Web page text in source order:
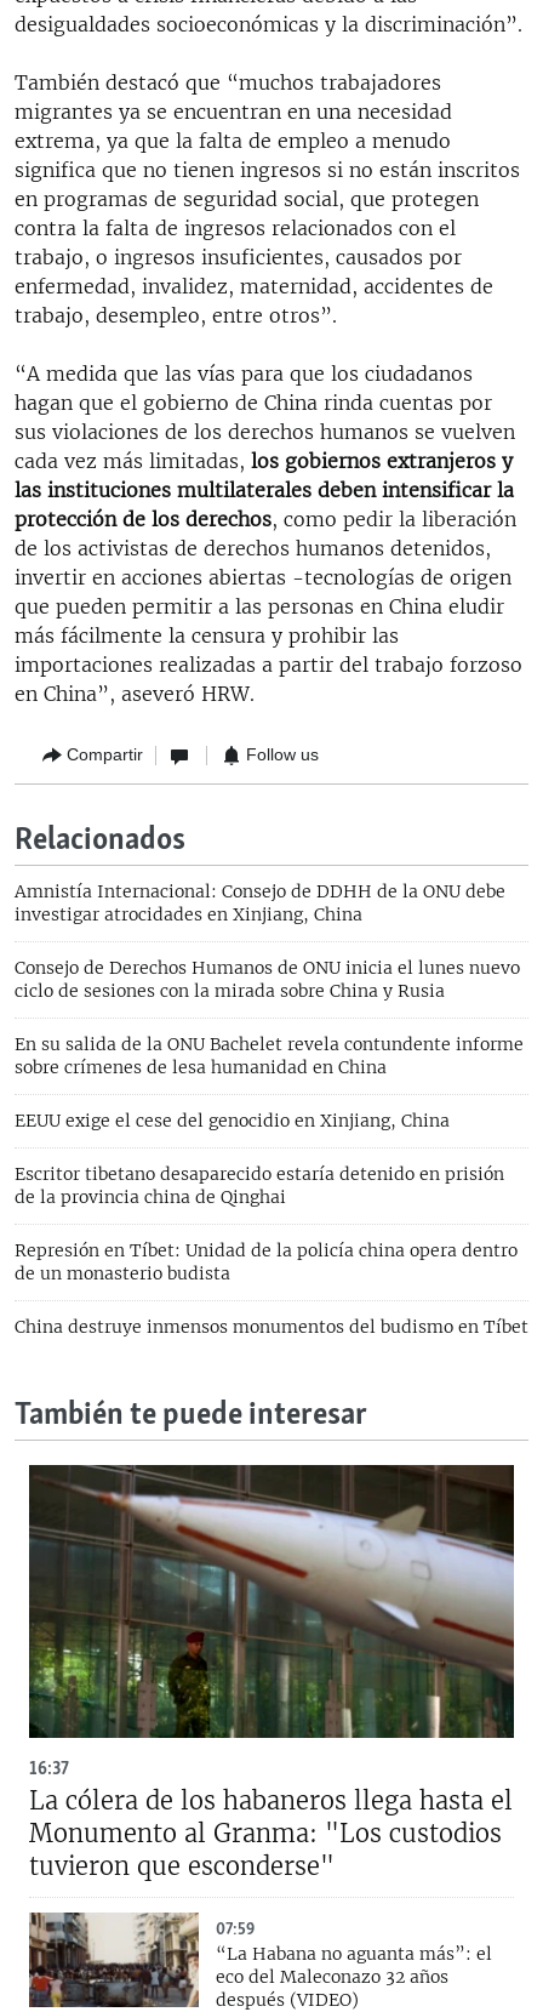
desigualdades socioeconómicas y la discriminación”.
También destacó que “muchos trabajadores
migrantes ya se encuentran en una necesidad
extrema, ya que la falta de empleo a menudo
significa que no tienen ingresos si no están inscritos
en programas de seguridad social, que protegen
contra la falta de ingresos relacionados con el
trabajo, o ingresos insuficientes, causados por
enfermedad, invalidez, maternidad, accidentes de
trabajo, desempleo, entre otros”.
“A medida que las vías para que los ciudadanos
hagan que el gobierno de China rinda cuentas por
sus violaciones de los derechos humanos se vuelven
cada vez más limitadas, los gobiernos extranjeros y
las instituciones multilaterales deben intensificar la
protección de los derechos, como pedir la liberación
de los activistas de derechos humanos detenidos,
invertir en acciones abiertas -tecnologías de origen
que pueden permitir a las personas en China eludir
más fácilmente la censura y prohibir las
importaciones realizadas a partir del trabajo forzoso
en China”, aseveró HRW.
Compartir Follow us
Relacionados
Amnistía Internacional: Consejo de DDHH de la ONU debe
investigar atrocidades en Xinjiang, China
Consejo de Derechos Humanos de ONU inicia el lunes nuevo
ciclo de sesiones con la mirada sobre China y Rusia
En su salida de la ONU Bachelet revela contundente informe
sobre crímenes de lesa humanidad en China
EEUU exige el cese del genocidio en Xinjiang, China
Escritor tibetano desaparecido estaría detenido en prisión
de la provincia china de Qinghai
Represión en Tíbet: Unidad de la policía china opera dentro
de un monasterio budista
China destruye inmensos monumentos del budismo en Tíbet
También te puede interesar
16:37
La cólera de los habaneros llega hasta el
Monumento al Granma: "Los custodios
tuvieron que esconderse"
07:59
“La Habana no aguanta más”: el
eco del Maleconazo 32 años
después (VIDEO)